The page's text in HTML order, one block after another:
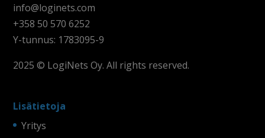
info@loginets.com
+358 50 570 6252
Y-tunnus: 1783095-9
2025 © LogiNets Oy. All rights reserved.
Lisätietoja
Yritys